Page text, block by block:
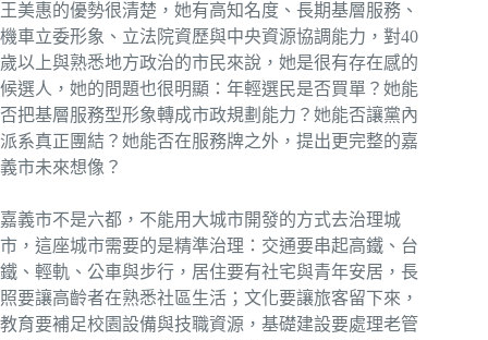
王美惠的優勢很清楚，她有高知名度、長期基層服務、
機車立委形象、立法院資歷與中央資源協調能力，對40
歲以上與熟悉地方政治的市民來說，她是很有存在感的
候選人，她的問題也很明顯：年輕選民是否買單？她能
否把基層服務型形象轉成市政規劃能力？她能否讓黨內
派系真正團結？她能否在服務牌之外，提出更完整的嘉
義市未來想像？
嘉義市不是六都，不能用大城市開發的方式去治理城
市，這座城市需要的是精準治理：交通要串起高鐵、台
鐵、輕軌、公車與步行，居住要有社宅與青年安居，長
照要讓高齡者在熟悉社區生活；文化要讓旅客留下來，
教育要補足校園設備與技職資源，基礎建設要處理老管